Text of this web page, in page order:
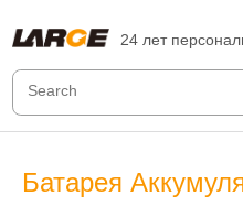
24 лет
Батарея